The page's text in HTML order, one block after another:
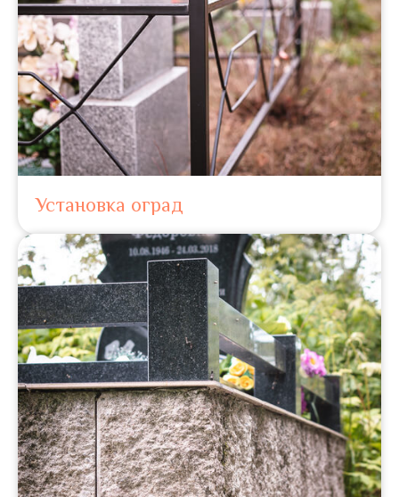
Установка оград